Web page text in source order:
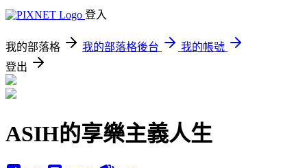
登入
我的部落格 我的部落格後台
我的帳號
登出
ASIH的享樂主義人生